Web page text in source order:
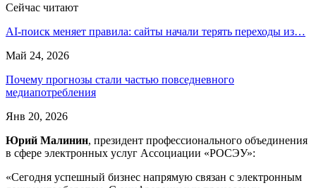
Сейчас читают
AI-поиск меняет правила: сайты начали терять переходы из…
Май 24, 2026
Почему прогнозы стали частью повседневного
медиапотребления
Янв 20, 2026
Юрий Малинин, президент профессионального объединения
в сфере электронных услуг Ассоциации «РОСЭУ»:
«Сегодня успешный бизнес напрямую связан с электронным